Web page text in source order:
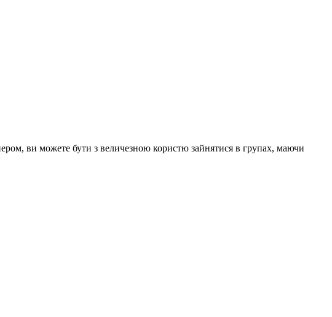
ви можете бути з величезною користю зайнятися в групах, маючи